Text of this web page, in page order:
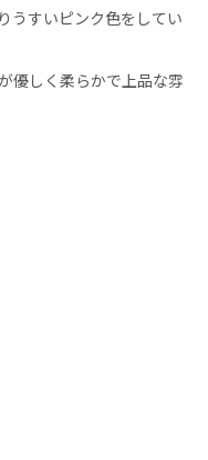
うすいピンク色をしてい
優しく柔らかで上品な雰